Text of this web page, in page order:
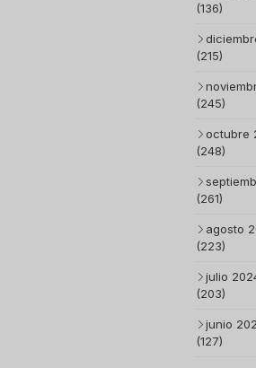
(136)
(215)
(245)
octubre
(248)
(261)
agosto
(223)
julio
(203)
junio
(127)